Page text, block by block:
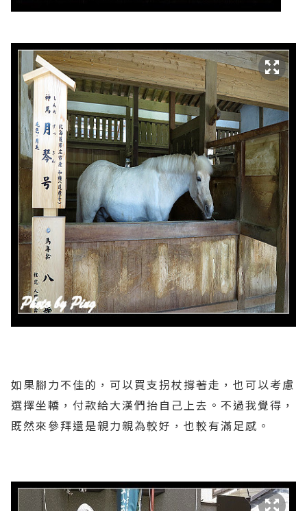
如果腳力不佳的，可以買支拐杖撐著走，也可以考慮
選擇坐轎，付款給大漢們抬自己上去。不過我覺得，
既然來參拜還是親力親為較好，也較有滿足感。